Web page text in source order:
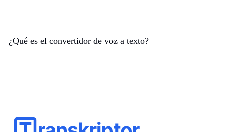
¿Qué es el convertidor de voz a texto?